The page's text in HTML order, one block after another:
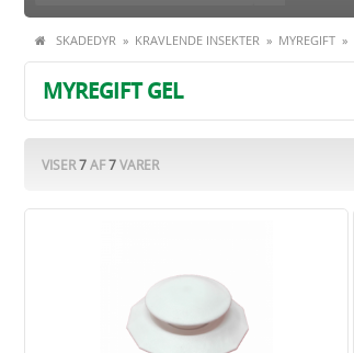
SKADEDYR » KRAVLENDE INSEKTER » MYREGIFT »
MYREGIFT GEL
VISER7AF7VARER